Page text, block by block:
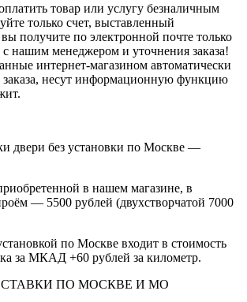
товар или услугу безналичным
только счет, выставленный
получите по электронной почте только
нашим менеджером и уточнения заказа!
интернет-магазином автоматически
заказа, несут информационную функцию
двери без установки по Москве —
в нашем магазине, в
— 5500 рублей (двухстворчатой 7000
по Москве входит в стоимость
за МКАД +60 рублей за километр.
ПО МОСКВЕ И МО